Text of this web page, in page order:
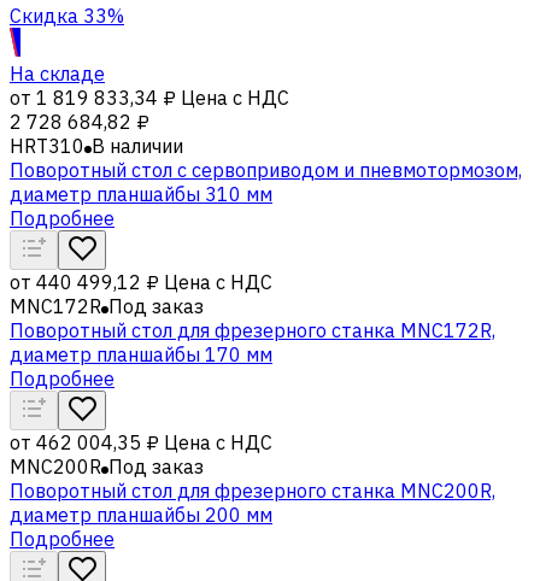
Скидка 33%
На складе
от 1 819 833,34 ₽ Цена с НДС
2 728 684,82 ₽
HRT310 В наличии
Поворотный стол с сервоприводом и пневмотормозом,
диаметр планшайбы 310 мм
Подробнее
от 440 499,12 ₽ Цена с НДС
MNC172R Под заказ
Поворотный стол для фрезерного станка MNC172R,
диаметр планшайбы 170 мм
Подробнее
от 462 004,35 ₽ Цена с НДС
MNC200R Под заказ
Поворотный стол для фрезерного станка MNC200R,
диаметр планшайбы 200 мм
Подробнее